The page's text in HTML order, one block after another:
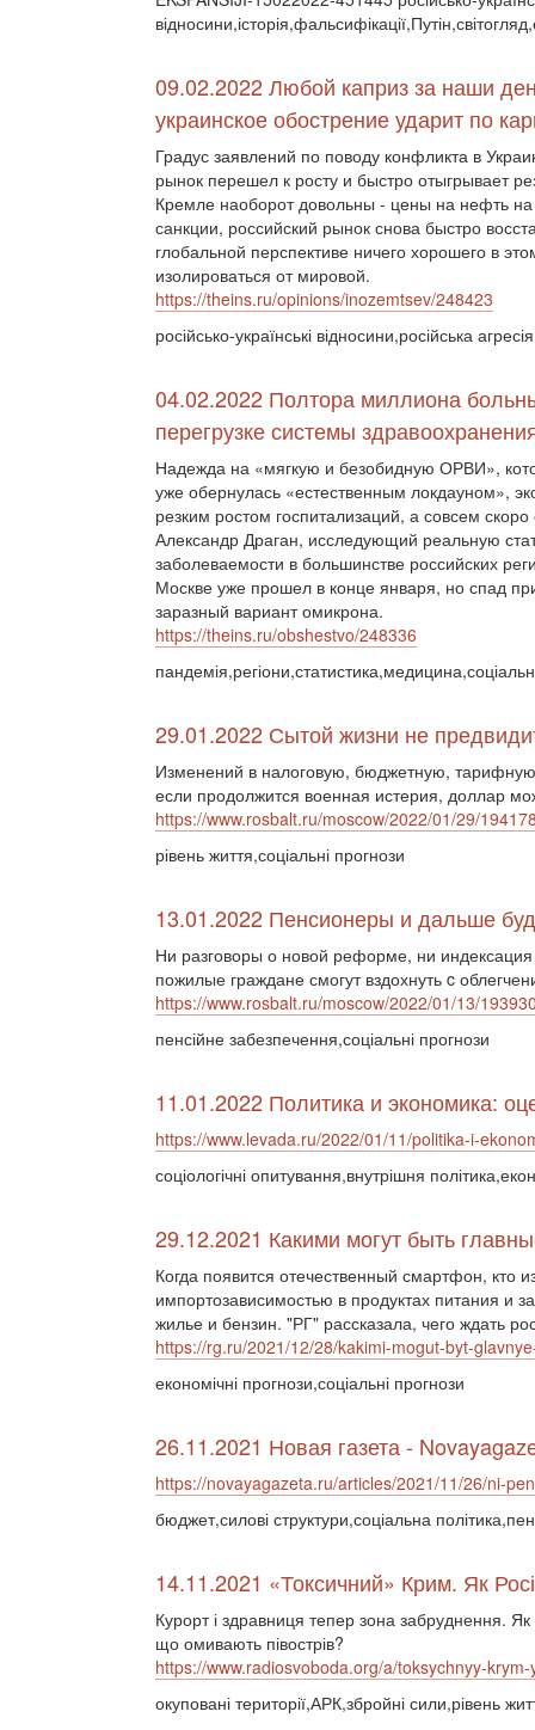
09.02.2022 Любой каприз за наши
украинское обострение ударит по
Градус заявлений по поводу конфликта в
рынок перешел к росту и быстро отыгрывает
Кремле наоборот довольны - цены на нефть
санкции, российский рынок снова быстро
глобальной перспективе ничего хорошего в
изолироваться от мировой.
https://theins.ru/opinions/inozemtsev/248423
російсько-українські відносини,російська
04.02.2022 Полтора миллиона
перегрузке системы
Надежда на «мягкую и безобидную ОРВИ»,
уже обернулась «естественным локдауном»,
резким ростом госпитализаций, а совсем
Александр Драган, исследующий реальную
заболеваемости в большинстве российских
Москве уже прошел в конце января, но спад
заразный вариант омикрона.
https://theins.ru/obshestvo/248336
29.01.2022 Сытой жизни не
Изменений в налоговую, бюджетную,
если продолжится военная истерия, доллар
https://www.rosbalt.ru/moscow/2022/01/29/
рівень життя,соціальні прогнози
13.01.2022 Пенсионеры и дальше
Ни разговоры о новой реформе, ни
пожилые граждане смогут вздохнуть c
https://www.rosbalt.ru/moscow/2022/01/13/
пенсійне забезпечення,соціальні прогнози
11.01.2022 Политика и экономика:
https://www.levada.ru/2022/01/11/politika-i-
соціологічні опитування,внутрішня
29.12.2021 Какими могут быть
Когда появится отечественный смартфон, кто
импортозависимостью в продуктах питания и
жилье и бензин. "РГ" рассказала, чего ждать
https://rg.ru/2021/12/28/kakimi-mogut-byt-
економічні прогнози,соціальні прогнози
26.11.2021 Новая газета -
https://novayagazeta.ru/articles/2021/11/26/ni-
бюджет,силові структури,соціальна
14.11.2021 «Токсичний» Крим. Як
Курорт і здравниця тепер зона забруднення.
що омивають півострів?
https://www.radiosvoboda.org/a/toksychnyy-
окуповані території,АРК,збройні сили,рівень